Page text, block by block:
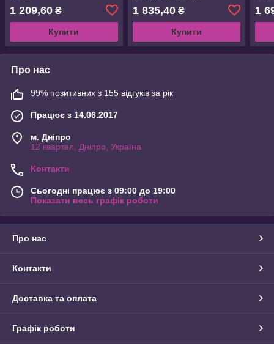
1 209,60 ₴
Купити
1 835,40₴
Купити
1
Про нас
99% позитивних з 155 відгуків за рік
Працює з 14.06.2017
м. Дніпро
12 квартал, Дніпро, Україна
Контакти
Сьогодні працює з 09:00 до 19:00
Показати весь графік роботи
Про нас
Контакти
Доставка та оплата
Графік роботи